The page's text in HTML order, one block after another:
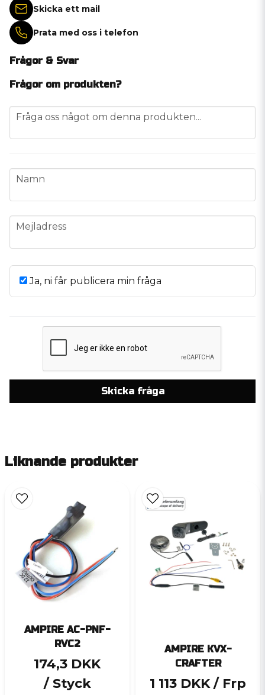
Skicka ett mail
Prata med oss i telefon
Frågor & Svar
Frågor om produkten?
question
Fråga oss något om denna produkten...
name
Namn
email
Mejladress
Ja, ni får publicera min fråga
Skicka fråga
Liknande produkter
AMPIRE AC-PNF-
RVC2
174,3 DKK
/ Styck
AMPIRE KVX-
CRAFTER
1 113 DKK / Frp